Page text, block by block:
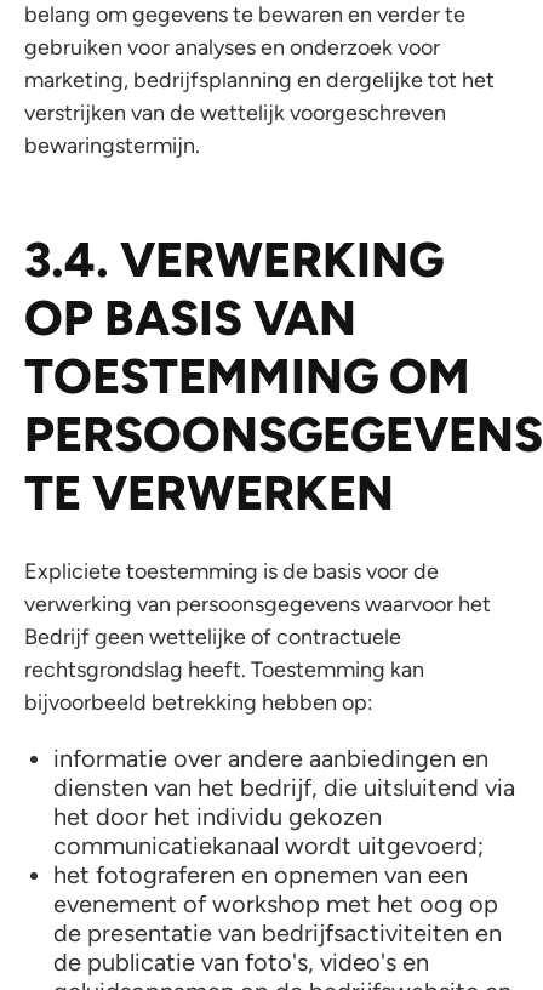
belang om gegevens te bewaren en verder te
gebruiken voor analyses en onderzoek voor
marketing, bedrijfsplanning en dergelijke tot het
verstrijken van de wettelijk voorgeschreven
bewaringstermijn.
3.4. VERWERKING
OP BASIS VAN
TOESTEMMING OM
PERSOONSGEGEVENS
TE VERWERKEN
Expliciete toestemming is de basis voor de
verwerking van persoonsgegevens waarvoor het
Bedrijf geen wettelijke of contractuele
rechtsgrondslag heeft. Toestemming kan
bijvoorbeeld betrekking hebben op:
informatie over andere aanbiedingen en
diensten van het bedrijf, die uitsluitend via
het door het individu gekozen
communicatiekanaal wordt uitgevoerd;
het fotograferen en opnemen van een
evenement of workshop met het oog op
de presentatie van bedrijfsactiviteiten en
de publicatie van foto's, video's en